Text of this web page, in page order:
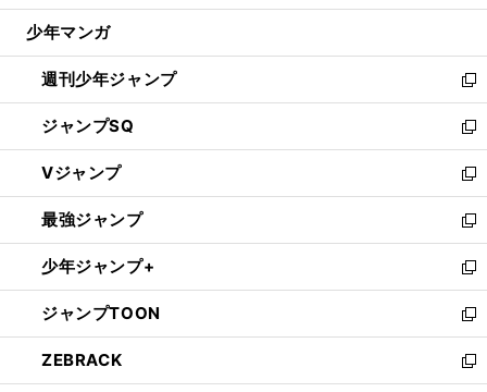
ウ
開
く
少年マンガ
週刊少年ジャンプ
新
し
い
ウ
ィ
ン
ド
ウ
で
開
く
ジャンプSQ
新
し
い
ウ
ィ
ン
ド
ウ
で
開
く
Vジャンプ
新
し
い
ウ
ィ
ン
ド
ウ
で
開
最強ジャンプ
新
し
い
ウ
ィ
ン
ド
ウ
少年ジャンプ+
新
し
い
ウ
ィ
ン
ジャンプTOON
新
し
い
ウ
ZEBRACK
新
し